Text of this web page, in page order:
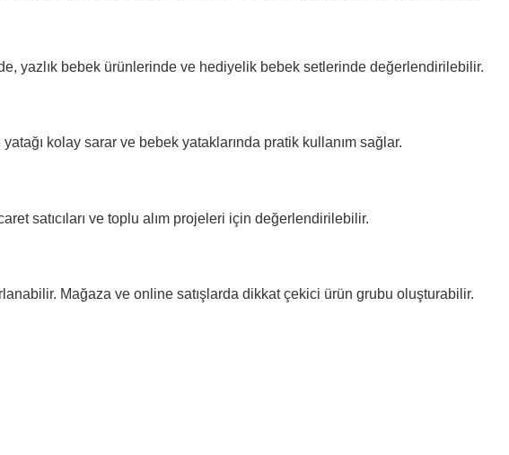
yazlık bebek ürünlerinde ve hediyelik bebek setlerinde değerlendirilebilir.
kolay sarar ve bebek yataklarında pratik kullanım sağlar.
satıcıları ve toplu alım projeleri için değerlendirilebilir.
Mağaza ve online satışlarda dikkat çekici ürün grubu oluşturabilir.